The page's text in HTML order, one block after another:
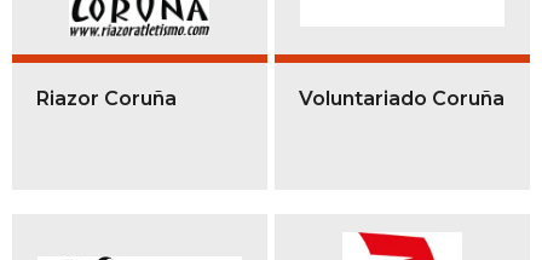
Riazor Coruña Voluntariado Coruña